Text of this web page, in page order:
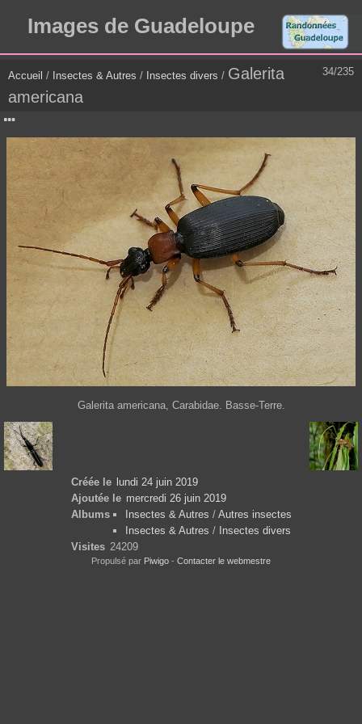
Images de Guadeloupe
34/235
Accueil / Insectes & Autres / Insectes divers / Galerita
americana
Galerita americana, Carabidae. Basse-Terre.
Créée le
lundi 24 juin 2019
Ajoutée le mercredi 26 juin 2019
Albums
Insectes & Autres / Autres insectes
Insectes & Autres / Insectes divers
Visites 24209
Propulsé par Piwigo - Contacter le webmestre